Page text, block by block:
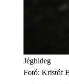
Jéghideg
Fotó: Kristóf